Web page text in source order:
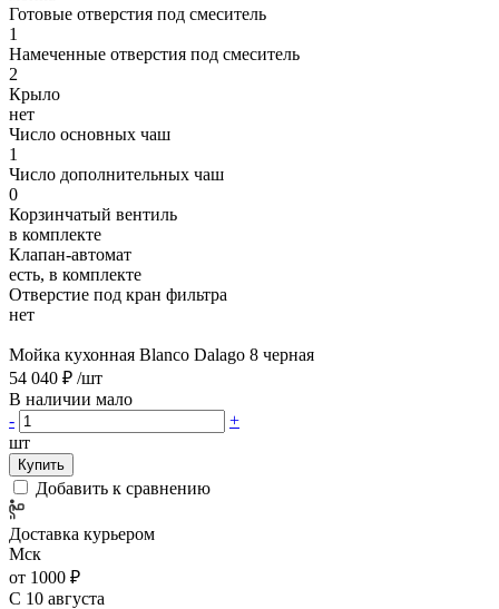
Готовые отверстия под смеситель
1
Намеченные отверстия под смеситель
2
Крыло
нет
Число основных чаш
1
Число дополнительных чаш
0
Корзинчатый вентиль
в комплекте
Клапан-автомат
есть, в комплекте
Отверстие под кран фильтра
нет
Мойка кухонная Blanco Dalago 8 черная
54 040 ₽ /шт
В наличии мало
-
+
шт
Купить
Добавить к сравнению
Доставка курьером
Мск
от 1000 ₽
С 10 августа